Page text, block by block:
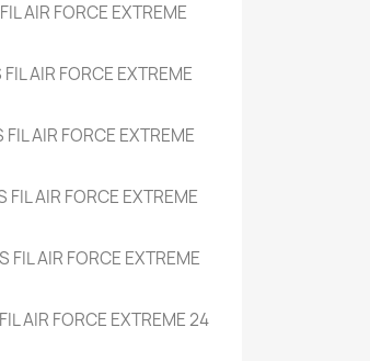
AIR FORCE EXTREME
AIR FORCE EXTREME
AIR FORCE EXTREME
AIR FORCE EXTREME
FIL AIR FORCE EXTREME
AIR FORCE EXTREME24